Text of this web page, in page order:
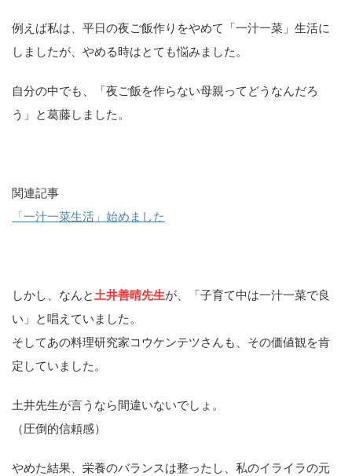
例えば私は、平日の夜ご飯作りをやめて「一汁一菜」生活に
しましたが、やめる時はとても悩みました。
自分の中でも、「夜ご飯を作らない母親ってどうなんだろ
う」と葛藤しました。
関連記事
「一汁一菜生活」始めました
しかし、なんと 土井善晴先生が、「子育て中は一汁一菜で良
い」と唱えていました。
そしてあの料理研究家コウケンテツさんも、その価値観を肯
定していました。
土井先生が言うなら間違いないでしょ。
（圧倒的信頼感）
やめた結果、栄養のバランスは整ったし、私のイライラの元